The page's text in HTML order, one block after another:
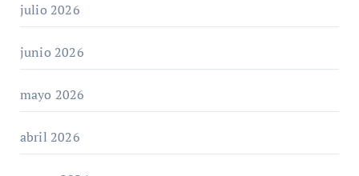
julio 2026
junio 2026
mayo 2026
abril 2026